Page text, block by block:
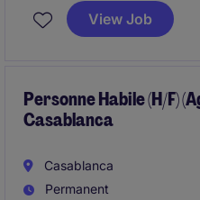
capacité d'innovation et
accompagne les plus
consommation.
View Job
Personne Habile (H/F)
Casablanca
Casablanca
Permanent